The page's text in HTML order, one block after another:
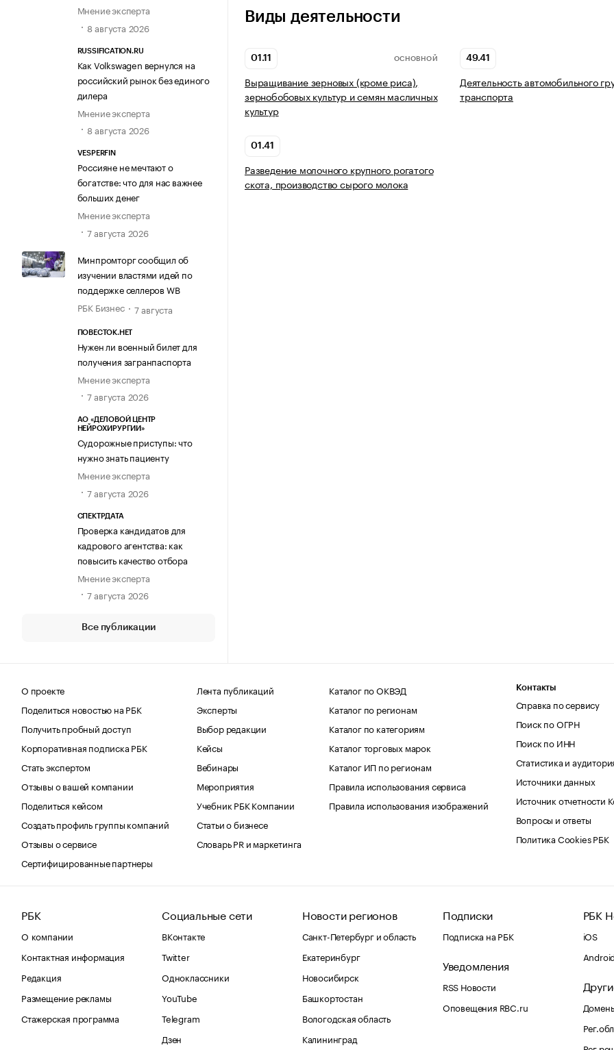
Мнение эксперта
8 августа 2026
RUSSIFICATION.RU
Как Volkswagen вернулся на
российский рынок без единого
дилера
Мнение эксперта
8 августа 2026
VESPERFIN
Россияне не мечтают о
богатстве: что для нас важнее
больших денег
Мнение эксперта
7 августа 2026
Минпромторг сообщил об
изучении властями идей по
поддержке селлеров WB
РБК Бизнес
7 августа
ПОВЕСТОК.НЕТ
Нужен ли военный билет для
получения загранпаспорта
Мнение эксперта
7 августа 2026
АО «ДЕЛОВОЙ ЦЕНТР
НЕЙРОХИРУРГИИ»
Судорожные приступы: что
нужно знать пациенту
Мнение эксперта
7 августа 2026
СПЕКТРДАТА
Проверка кандидатов для
кадрового агентства: как
повысить качество отбора
Мнение эксперта
7 августа 2026
Все публикации
Виды деятельности
01.11 ОСНОВНОЙ
Выращивание зерновых (кроме риса),
зернобобовых культур и семян масличных
культур
49.41
Деятельность автомобильного
транспорта
01.41
Разведение молочного крупного рогатого
скота, производство сырого молока
О проекте
Поделиться новостью на РБК
Получить пробный доступ
Корпоративная подписка РБК
Стать экспертом
Отзывы о вашей компании
Поделиться кейсом
Создать профиль группы компаний
Отзывы о сервисе
Сертифицированные партнеры
Лента публикаций
Эксперты
Выбор редакции
Кейсы
Вебинары
Мероприятия
Учебник РБК Компании
Статьи о бизнесе
Словарь PR и маркетинга
Каталог по ОКВЭД
Каталог по регионам
Каталог по категориям
Каталог торговых марок
Каталог ИП по регионам
Правила использования сервиса
Правила использования изображений
Контакты
Справка по сервису
Поиск по ОГРН
Поиск по ИНН
Статистика и
Источники данных
Источник отчетности
Вопросы и ответы
Политика Cookies РБК
РБК
О компании
Контактная информация
Редакция
Размещение рекламы
Стажерская программа
Социальные сети
ВКонтакте
Twitter
Одноклассники
YouTube
Telegram
Дзен
Новости регионов
Санкт-Петербург и область
Екатеринбург
Новосибирск
Башкортостан
Вологодская область
Калининград
Подписки
Подписка на РБК
Уведомления
RSS Новости
Оповещения RBC.ru
РБК
iOS